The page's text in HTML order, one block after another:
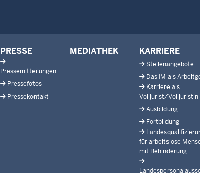
PRESSE
Pressemitteilungen
Pressefotos
Pressekontakt
MEDIATHEK KARRIERE
Stellenangebote
Das IM als
Karriere als
Volljurist/Volljuristin
Ausbildung
Fortbildung
für arbeitslose
mit Behinderung